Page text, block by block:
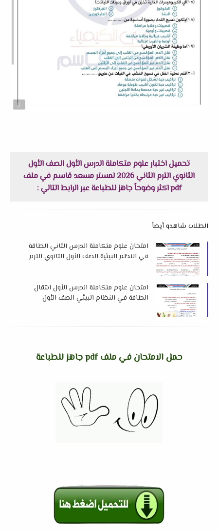
تحميل اختبار علوم متكاملة الدرس الأول الصف الأول
الثانوي الترم الثاني 2026 لمستر مسعد قاسم في ملف
pdf اكثر وضوحاً جاهز للطباعة عبر الرابط التالي :
الطلاب شاهدو أيضاً
امتحان علوم متكاملة الدرس الثاني الطاقة
في النظم البيئية الصف الأول الثانوي الترم
امتحان علوم متكاملة الدرس الأول انتقال
الطاقة في النظام البيئي الصف الأول
حمل الامتحان في ملف pdf جاهز للطباعة